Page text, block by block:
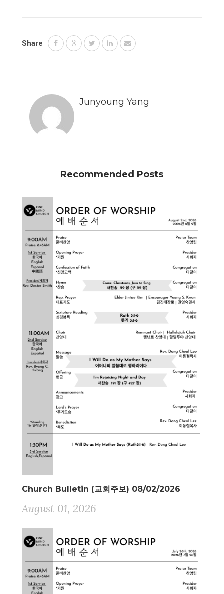
Share
Junyoung Yang
Recommended Posts
Church Bulletin (교회주보) 08/02/2026
August 01, 2026